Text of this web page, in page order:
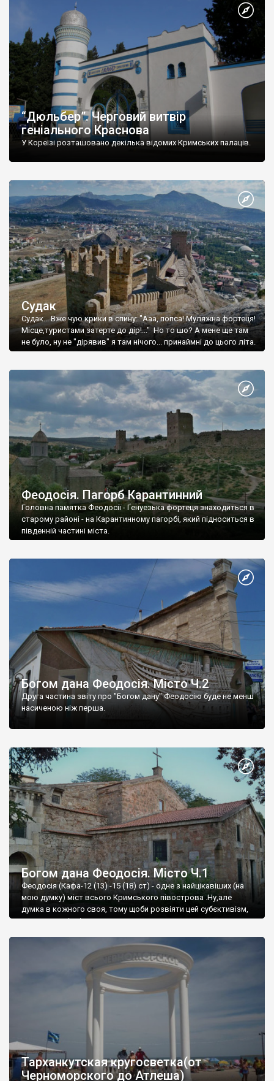
“Дюльбер”. Черговий витвір
геніального Краснова
У Кореїзі розташовано декілька відомих Кримських палаців.
Судак
Судак... Вже чую крики в спину: "Ааа, попса! Муляжна фортеця!
Місце,туристами затерте до дір!..." Но то шо? А мене ще там
не було, ну не "дірявив" я там нічого... принаймні до цього літа.
Феодосія. Пагорб Карантинний
Головна памятка Феодосії - Генуезька фортеця знаходиться в
старому районі - на Карантинному пагорбі, який підноситься в
південній частині міста.
Богом дана Феодосія. Місто Ч.2
Друга частина звіту про "Богом дану" Феодосію буде не менш
насиченою ніж перша.
Богом дана Феодосія. Місто Ч.1
Феодосія (Кафа-12 (13) -15 (18) ст) - одне з найцікавіших (на
мою думку) міст всього Кримського півострова .Ну,але
думка в кожного своя, тому щоби розвіяти цей субєктивізм,
запрошую відвідати це
Тарханкутская кругосветка(от
Черноморского до Атлеша)